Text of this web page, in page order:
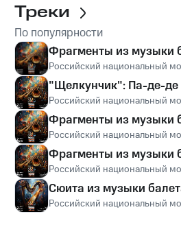
Треки
По популярности
Фрагменты из музыки
Российский национальный
"Щелкунчик": Па-де-де
Российский национальный
Фрагменты из музыки
Российский национальный
Фрагменты из музыки
Российский национальный
Сюита из музыки
Российский национальный